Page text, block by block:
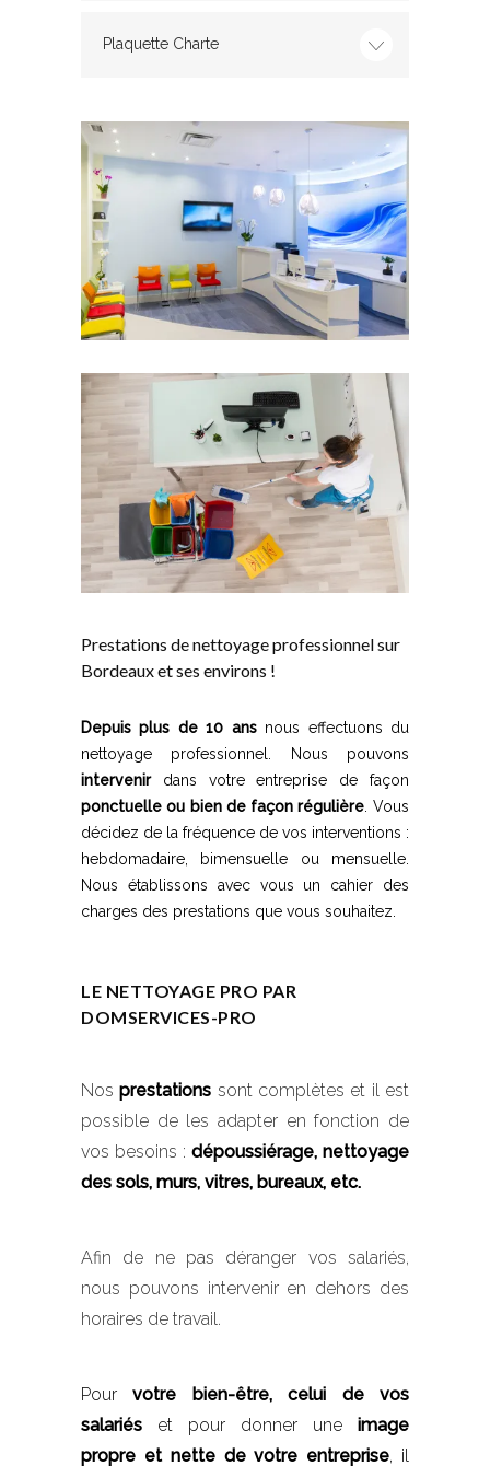
Plaquette Charte
Prestations de nettoyage professionnel sur
Bordeaux et ses environs !
Depuis plus de 10 ansnous effectuons du
nettoyage professionnel. Nous pouvons
intervenirdans votre entreprise de façon
ponctuelle ou bien de façon régulière . Vous
décidez de la fréquence de vos interventions :
hebdomadaire, bimensuelle ou mensuelle.
Nous établissons avec vous un cahier des
charges des prestations que vous souhaitez.
LE NETTOYAGE PRO PAR
DOMSERVICES-PRO
Nosprestations sont complètes et il est
possible de les adapter en fonction de
vos besoins : dépoussiérage, nettoyage
des sols, murs, vitres, bureaux, etc.
Afin de ne pas déranger vos salariés,
nous pouvons intervenir en dehors des
horaires de travail.
Pourvotre bien-être, celui de vos
salariés et pour donner une image
propre et nette de votre entreprise, il